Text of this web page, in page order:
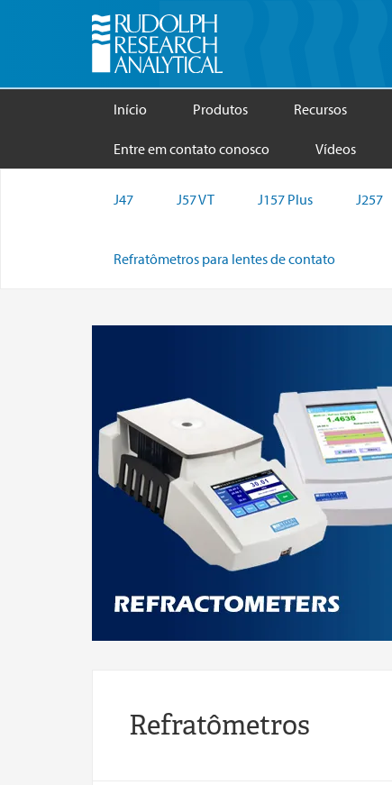
Início Produtos Recursos
Entre em contato conosco Vídeos
J47 J57 VT J157 Plus J257
Refratômetros para lentes de contato
Refratômetros